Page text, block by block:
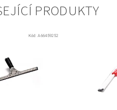
PRODUKTY
Kód:A66459252